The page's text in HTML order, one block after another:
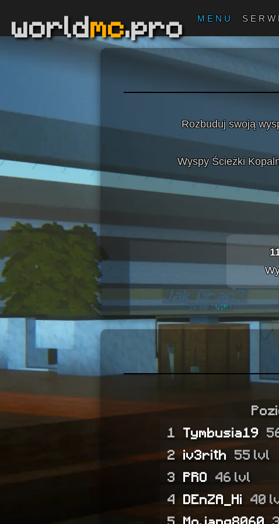
worldmc.pro MENU
Rozbuduj swoją
Wyspy Ścieżki
1 Tymbusia19
2 iv3rith 55 lvl
3 PRO 46 lvl
4 DEnZA_Hi 40